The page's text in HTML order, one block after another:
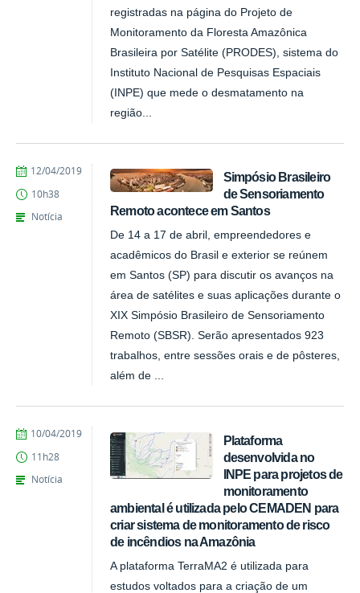
registradas na página do Projeto de
Monitoramento da Floresta Amazônica
Brasileira por Satélite (PRODES), sistema do
Instituto Nacional de Pesquisas Espaciais
(INPE) que mede o desmatamento na
região...
Simpósio Brasileiro
de Sensoriamento
Remoto acontece em Santos
De 14 a 17 de abril, empreendedores e
acadêmicos do Brasil e exterior se reúnem
em Santos (SP) para discutir os avanços na
área de satélites e suas aplicações durante o
XIX Simpósio Brasileiro de Sensoriamento
Remoto (SBSR). Serão apresentados 923
trabalhos, entre sessões orais e de pôsteres,
além de ...
publicado
12/04/2019
10h38
Notícia
Plataforma
desenvolvida no
INPE para projetos de
monitoramento
ambiental é utilizada pelo CEMADEN para
criar sistema de monitoramento de risco
de incêndios na Amazônia
A plataforma TerraMA2 é utilizada para
estudos voltados para a criação de um
publicado
10/04/2019
11h28
Notícia